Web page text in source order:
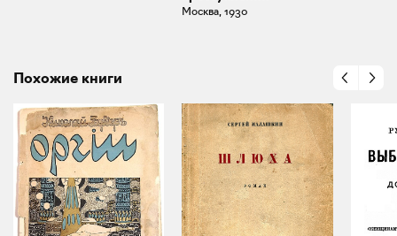
Москва, 1930
Похожие книги